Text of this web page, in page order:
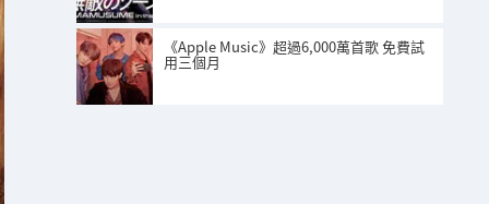
《Apple Music》超過6,000萬首歌 免費試
用三個月